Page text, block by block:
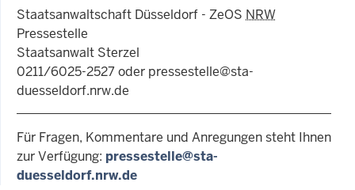
Staatsanwaltschaft Düsseldorf - ZeOS NRW
Pressestelle
Staatsanwalt Sterzel
0211/6025-2527 oder pressestelle@sta-
duesseldorf.nrw.de
Für Fragen, Kommentare und Anregungen steht Ihnen
zur Verfügung: pressestelle@sta-
duesseldorf.nrw.de